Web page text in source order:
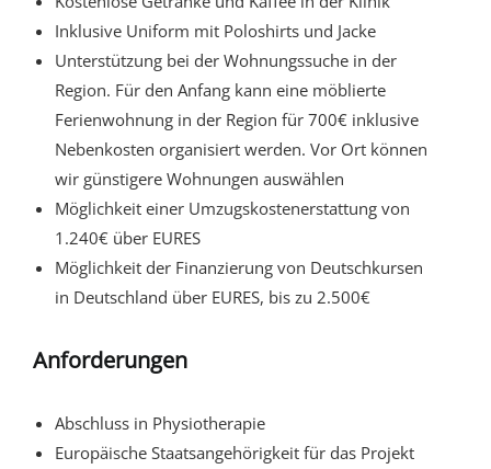
Inklusive Uniform mit Poloshirts und Jacke
Unterstützung bei der Wohnungssuche in der
Region. Für den Anfang kann eine möblierte
Ferienwohnung in der Region für 700€ inklusive
Nebenkosten organisiert werden. Vor Ort können
wir günstigere Wohnungen auswählen
Möglichkeit einer Umzugskostenerstattung von
1.240€ über EURES
Möglichkeit der Finanzierung von Deutschkursen
in Deutschland über EURES, bis zu 2.500€
Anforderungen
Abschluss in Physiotherapie
Europäische Staatsangehörigkeit für das Projekt